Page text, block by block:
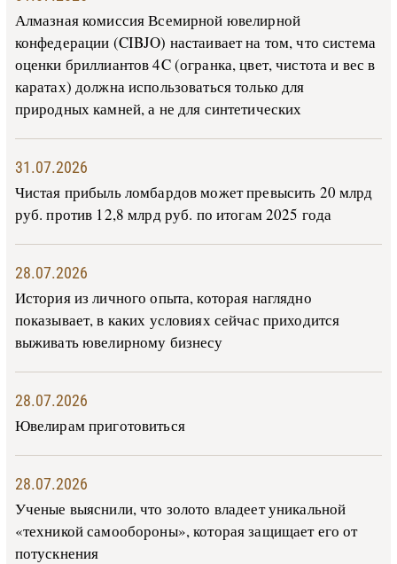
Алмазная комиссия Всемирной ювелирной
конфедерации (CIBJO) настаивает на том, что система
оценки бриллиантов 4C (огранка, цвет, чистота и вес в
каратах) должна использоваться только для
природных камней, а не для синтетических
31.07.2026
Чистая прибыль ломбардов может превысить 20 млрд
руб. против 12,8 млрд руб. по итогам 2025 года
28.07.2026
История из личного опыта, которая наглядно
показывает, в каких условиях сейчас приходится
выживать ювелирному бизнесу
28.07.2026
Ювелирам приготовиться
28.07.2026
Ученые выяснили, что золото владеет уникальной
«техникой самообороны», которая защищает его от
потускнения